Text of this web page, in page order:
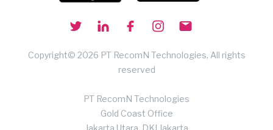
Copyright© 2026 PT RecomN Technologies, All rights
reserved
PT RecomN Technologies
Gold Coast Office
Jakarta Utara, DKI Jakarta